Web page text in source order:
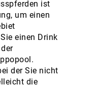
ist
um einen
einen Drink
der Sie nicht
die